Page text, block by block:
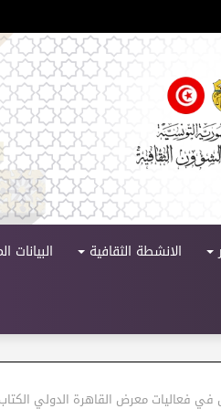
الانشطة الثقافية البيانات
فعاليات معرض القاهرة الدولي الكتاب